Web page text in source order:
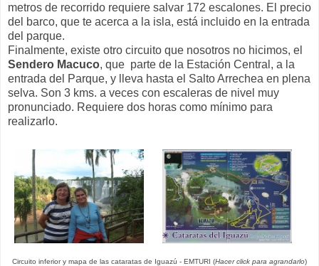
metros de recorrido requiere salvar 172 escalones. El precio
del barco, que te acerca a la isla, está incluido en la entrada
del parque.
Finalmente, existe otro circuito que nosotros no hicimos, el
Sendero Macuco, que parte de la Estación Central, a la
entrada del Parque, y lleva hasta el Salto Arrechea en plena
selva. Son 3 kms. a veces con escaleras de nivel muy
pronunciado. Requiere dos horas como mínimo para
realizarlo.
Circuito inferior y mapa de las cataratas de Iguazú - EMTURI (Hacer click para agrandarlo)